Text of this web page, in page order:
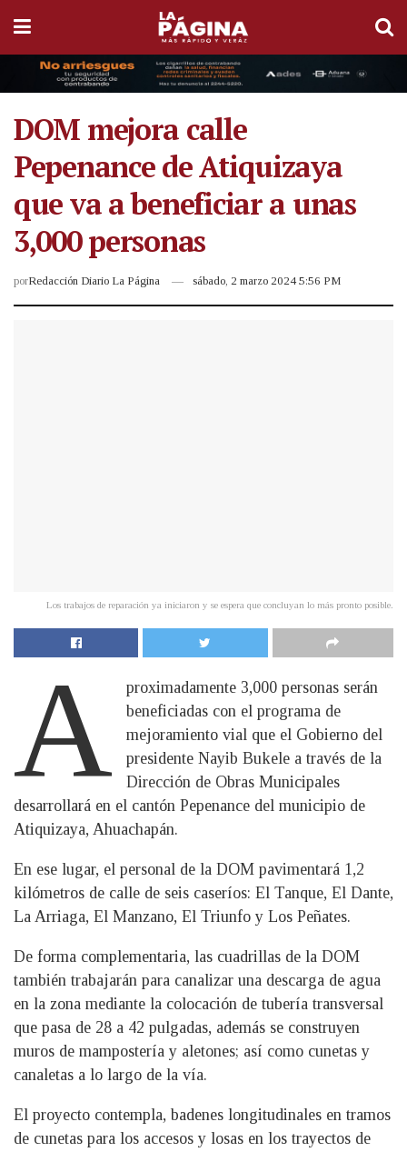
DOM mejora calle
Pepenance de Atiquizaya
que va a beneficiar a unas
3,000 personas
porRedacción Diario La Página sábado, 2 marzo 2024 5:56 PM
Los trabajos de reparación ya iniciaron y se espera que concluyan lo más pronto posible.
A
proximadamente 3,000 personas serán
beneficiadas con el programa de
mejoramiento vial que el Gobierno del
presidente Nayib Bukele a través de la
Dirección de Obras Municipales
desarrollará en el cantón Pepenance del municipio de
Atiquizaya, Ahuachapán.
En ese lugar, el personal de la DOM pavimentará 1,2
kilómetros de calle de seis caseríos: El Tanque, El Dante,
La Arriaga, El Manzano, El Triunfo y Los Peñates.
De forma complementaria, las cuadrillas de la DOM
también trabajarán para canalizar una descarga de agua
en la zona mediante la colocación de tubería transversal
que pasa de 28 a 42 pulgadas, además se construyen
muros de mampostería y aletones; así como cunetas y
canaletas a lo largo de la vía.
El proyecto contempla, badenes longitudinales en tramos
de cunetas para los accesos y losas en los trayectos de